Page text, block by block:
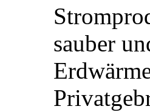
sauber